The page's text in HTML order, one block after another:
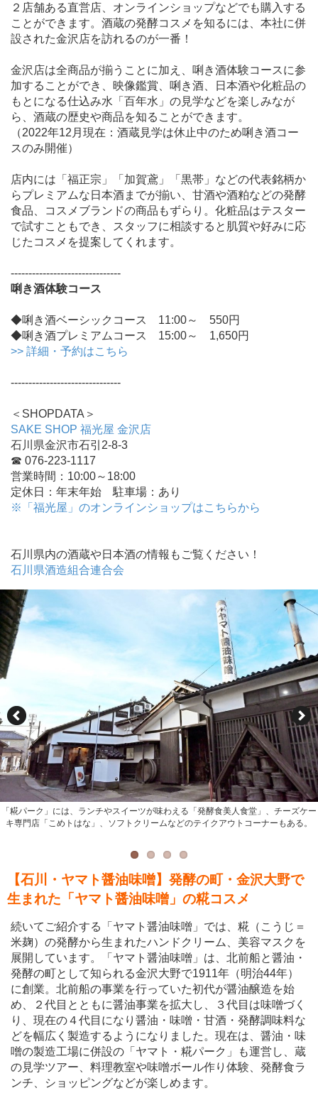
２店舗ある直営店、オンラインショップなどでも購入する
ことができます。酒蔵の発酵コスメを知るには、本社に併
設された金沢店を訪れるのが一番！
金沢店は全商品が揃うことに加え、唎き酒体験コースに参
加することができ、映像鑑賞、唎き酒、日本酒や化粧品の
もとになる仕込み水「百年水」の見学などを楽しみなが
ら、酒蔵の歴史や商品を知ることができます。
（2022年12月現在：酒蔵見学は休止中のため唎き酒コー
スのみ開催）
店内には「福正宗」「加賀鳶」「黒帯」などの代表銘柄か
らプレミアムな日本酒までが揃い、甘酒や酒粕などの発酵
食品、コスメブランドの商品もずらり。化粧品はテスター
で試すこともでき、スタッフに相談すると肌質や好みに応
じたコスメを提案してくれます。
-------------------------------
唎き酒体験コース
◆唎き酒ベーシックコース 11:00～ 550円
◆唎き酒プレミアムコース 15:00～ 1,650円
>> 詳細・予約はこちら
-------------------------------
＜SHOPDATA＞
SAKE SHOP 福光屋 金沢店
石川県金沢市石引2-8-3
☎ 076-223-1117
営業時間：10:00～18:00
定休日：年末年始 駐車場：あり
※「福光屋」のオンラインショップはこちらから
石川県内の酒蔵や日本酒の情報もご覧ください！
石川県酒造組合連合会
「糀パーク」には、ランチやスイーツが味わえる「発酵食美人食堂」、チーズケー
キ専門店「こめトはな」、ソフトクリームなどのテイクアウトコーナーもある。
金沢大野には魅力的なスポットが多数あるので、「ヤマト・糀パーク」とあわせて
町歩きを楽しむのもいい。
ハンドクリームやフェイスマスクは「ヤマト・糀パーク」内のショップ「ひしほ
蔵」で、味噌や醤油、調味料、甘酒などと共に販売されている。金沢市内には金沢
「発酵食美人食堂」では「ヤマト醤油味噌」の発酵調味料や寝かせ玄米を使ったラ
ンチなどを提供。
【石川・ヤマト醤油味噌】発酵の町・金沢大野で
生まれた「ヤマト醤油味噌」の糀コスメ
続いてご紹介する「ヤマト醤油味噌」では、糀（こうじ＝
米麹）の発酵から生まれたハンドクリーム、美容マスクを
展開しています。「ヤマト醤油味噌」は、北前船と醤油・
発酵の町として知られる金沢大野で1911年（明治44年）
に創業。北前船の事業を行っていた初代が醤油醸造を始
め、２代目とともに醤油事業を拡大し、３代目は味噌づく
り、現在の４代目になり醤油・味噌・甘酒・発酵調味料な
どを幅広く製造するようになりました。現在は、醤油・味
噌の製造工場に併設の「ヤマト・糀パーク」も運営し、蔵
の見学ツアー、料理教室や味噌ボール作り体験、発酵食ラ
ンチ、ショッピングなどが楽しめます。